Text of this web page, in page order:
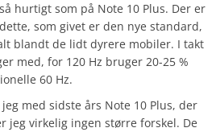
hurtigt som på Note 10 Plus. Der er
som givet er den nye standard,
blandt de lidt dyrere mobiler. I takt
med, for 120 Hz bruger 20-25 %
60 Hz.
med sidste års Note 10 Plus, der
jeg virkelig ingen større forskel. De